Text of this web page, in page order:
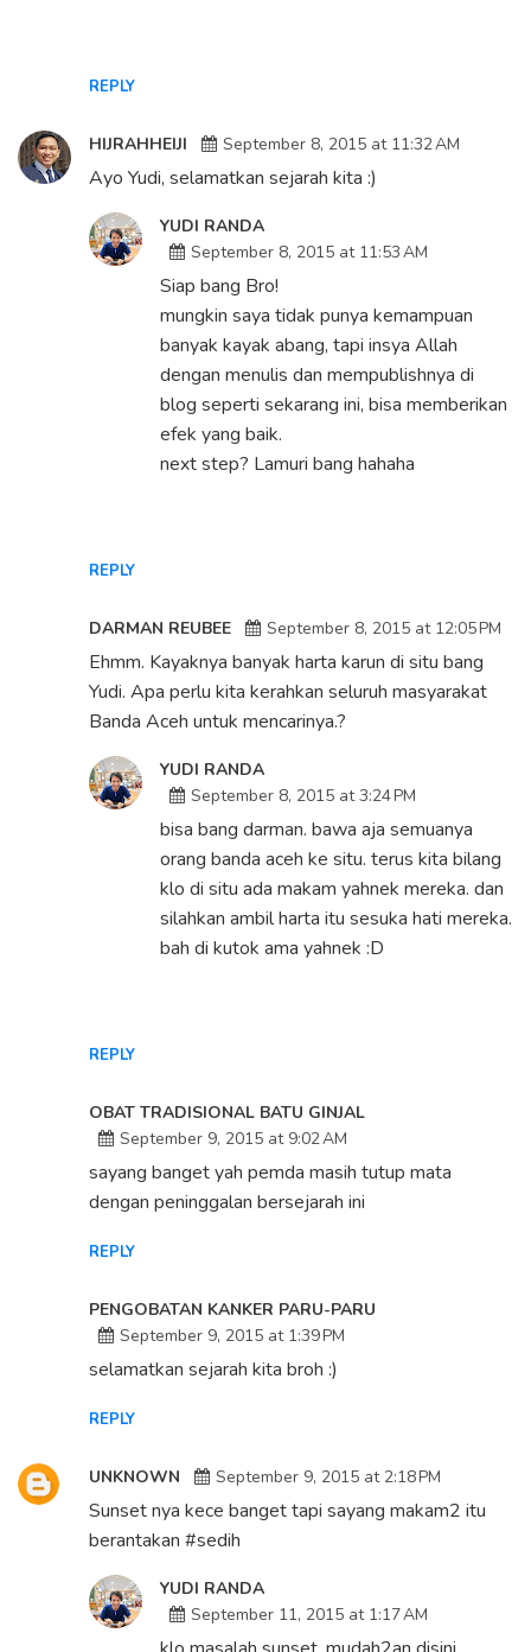
REPLY
HIJRAHHEIJI September 8, 2015 at 11:32 AM
Ayo Yudi, selamatkan sejarah kita :)
REPLY
YUDI RANDA
September 8, 2015 at 11:53 AM
Siap bang Bro!
mungkin saya tidak punya kemampuan
banyak kayak abang, tapi insya Allah
dengan menulis dan mempublishnya di
blog seperti sekarang ini, bisa memberikan
efek yang baik.
next step? Lamuri bang hahaha
DARMAN REUBEE September 8, 2015 at 12:05 PM
Ehmm. Kayaknya banyak harta karun di situ bang
Yudi. Apa perlu kita kerahkan seluruh masyarakat
Banda Aceh untuk mencarinya.?
REPLY
YUDI RANDA
September 8, 2015 at 3:24 PM
bisa bang darman. bawa aja semuanya
orang banda aceh ke situ. terus kita bilang
klo di situ ada makam yahnek mereka. dan
silahkan ambil harta itu sesuka hati mereka.
bah di kutok ama yahnek :D
OBAT TRADISIONAL BATU GINJAL
September 9, 2015 at 9:02 AM
sayang banget yah pemda masih tutup mata
dengan peninggalan bersejarah ini
REPLY
PENGOBATAN KANKER PARU-PARU
September 9, 2015 at 1:39 PM
selamatkan sejarah kita broh :)
REPLY
UNKNOWN September 9, 2015 at 2:18 PM
Sunset nya kece banget tapi sayang makam2 itu
berantakan #sedih
YUDI RANDA
September 11, 2015 at 1:17 AM